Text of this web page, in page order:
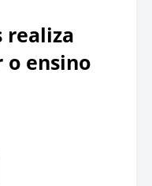
realiza
o ensino